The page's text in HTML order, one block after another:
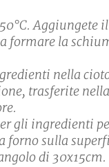
Aggiungete
formare la
nella
trasferite
gli ingredienti
forno sulla
di